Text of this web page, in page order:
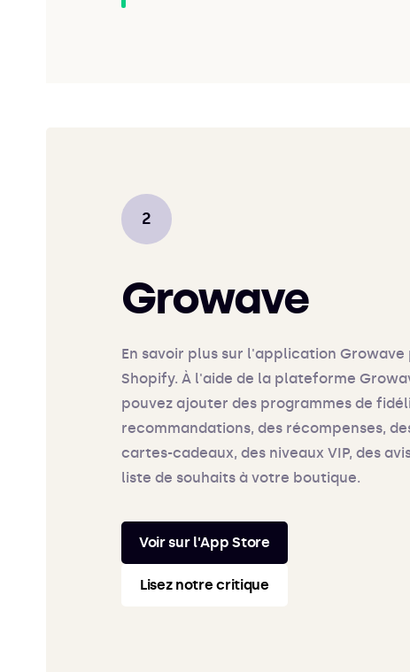
Growave
En savoir plus sur l'application Growave
Shopify. À l'aide de la plateforme
pouvez ajouter des programmes de
recommandations, des récompenses,
cartes-cadeaux, des niveaux VIP, des
liste de souhaits à votre boutique.
Voir sur l'App Store
Lisez notre critique